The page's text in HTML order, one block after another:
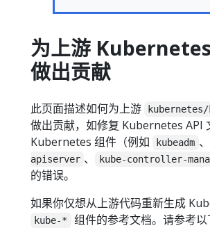
为上游
做出贡献
此页面描述如何为上游
做出贡献，如修复 Kubernetes API
Kubernetes 组件（例如
kubeadm 、
apiserver 、 kube-controller-
的错误。
如果你仅想从上游代码重新生成
kube-*
组件的参考文档。请参考以